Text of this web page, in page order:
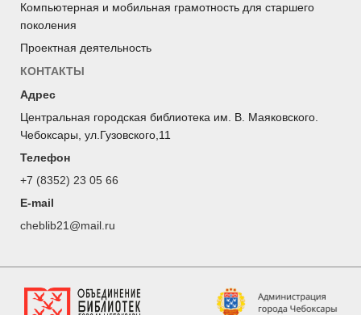
Компьютерная и мобильная грамотность для старшего
поколения
Проектная деятельность
КОНТАКТЫ
Адрес
Центральная городская библиотека им. В. Маяковского.
Чебоксары, ул.Гузовского,11
Телефон
+7 (8352) 23 05 66
E-mail
cheblib21@mail.ru